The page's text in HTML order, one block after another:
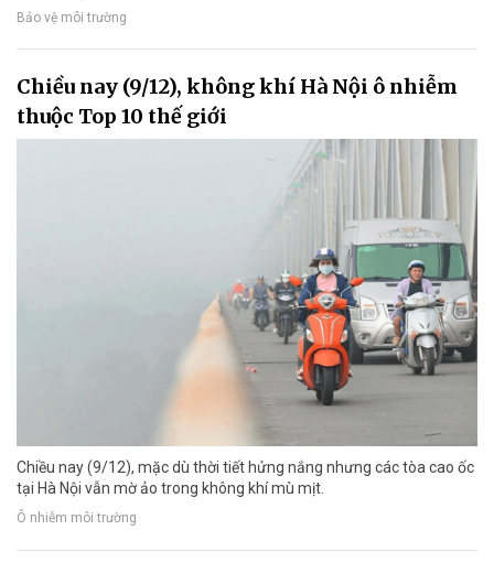
Bảo vệ môi trường
Chiều nay (9/12), không khí Hà Nội ô nhiễm
thuộc Top 10 thế giới
Chiều nay (9/12), mặc dù thời tiết hửng nắng nhưng các tòa cao ốc
tại Hà Nội vẫn mờ ảo trong không khí mù mịt.
Ô nhiễm môi trường